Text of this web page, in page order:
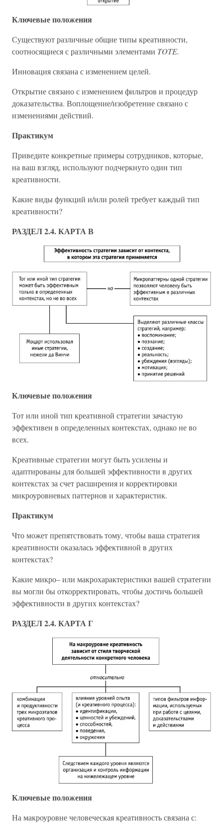
Ключевые положения
Существуют различные общие типы креативности,
соотносящиеся с различными элементами TOTE.
Инновация связана с изменением целей.
Открытие связано с изменением фильтров и процедур
доказательства. Воплощение/изобретение связано с
изменениями действий.
Практикум
Приведите конкретные примеры сотрудников, которые,
на ваш взгляд, используют подчеркнуто один тип
креативности.
Какие виды функций и/или ролей требует каждый тип
креативности?
РАЗДЕЛ 2.4. КАРТА В
Ключевые положения
Тот или иной тип креативной стратегии зачастую
эффективен в определенных контекстах, однако не во
всех.
Креативные стратегии могут быть усилены и
адаптированы для большей эффективности в других
контекстах за счет расширения и корректировки
микроуровневых паттернов и характеристик.
Практикум
Что может препятствовать тому, чтобы ваша стратегия
креативности оказалась эффективной в других
контекстах?
Какие микро– или макрохарактеристики вашей стратегии
вы могли бы откорректировать, чтобы достичь большей
эффективности в других контекстах?
РАЗДЕЛ 2.4. КАРТА Г
Ключевые положения
На макроуровне человеческая креативность связана с: